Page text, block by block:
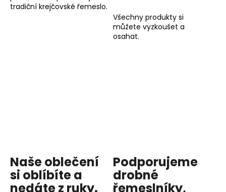
tradiční krejčovské řemeslo.
Všechny produkty si
můžete vyzkoušet a
osahat.
Naše oblečení
si oblíbíte a
nedáte z ruky.
Podporujeme
drobné
řemeslníky,